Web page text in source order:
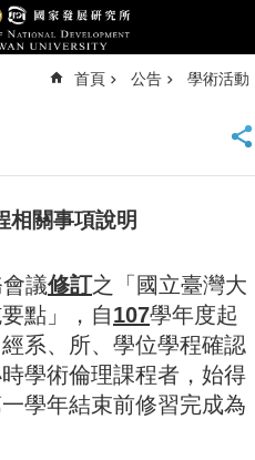
首頁 公告 學術活動
相關事項說明
議修訂之「國立臺灣大
點」，自107學年度起
系、所、學位學程確認
學術倫理課程者，始得
學年結束前修習完成為